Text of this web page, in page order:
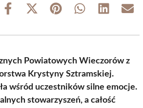
Share
Share
(Twitter)
Share Share Share Share
Powiatowych Wieczorów z
Krystyny Sztramskiej.
wśród uczestników silne emocje.
stowarzyszeń, a całość